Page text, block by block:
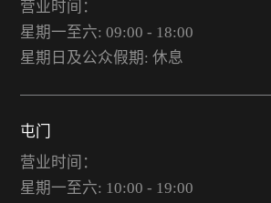
营业时间：
星期一至六: 09:00 - 18:00
星期日及公众假期: 休息
屯门
营业时间：
星期一至六: 10:00 - 19:00